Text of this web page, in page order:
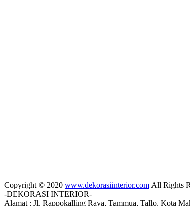
Copyright © 2020 www.dekorasiinterior.com All Rights
-DEKORASI INTERIOR-
Alamat : Jl. Rappokalling Raya, Tammua, Tallo, Kota